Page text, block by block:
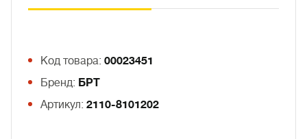
Код товара: 00023451
Бренд: БРТ
Артикул: 2110-8101202